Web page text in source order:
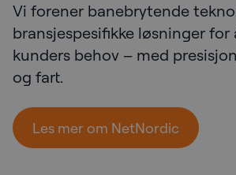
Vi forener banebrytende
bransjespesifikke løsninger for
kunders behov – med
og fart.
Les mer om NetNordic